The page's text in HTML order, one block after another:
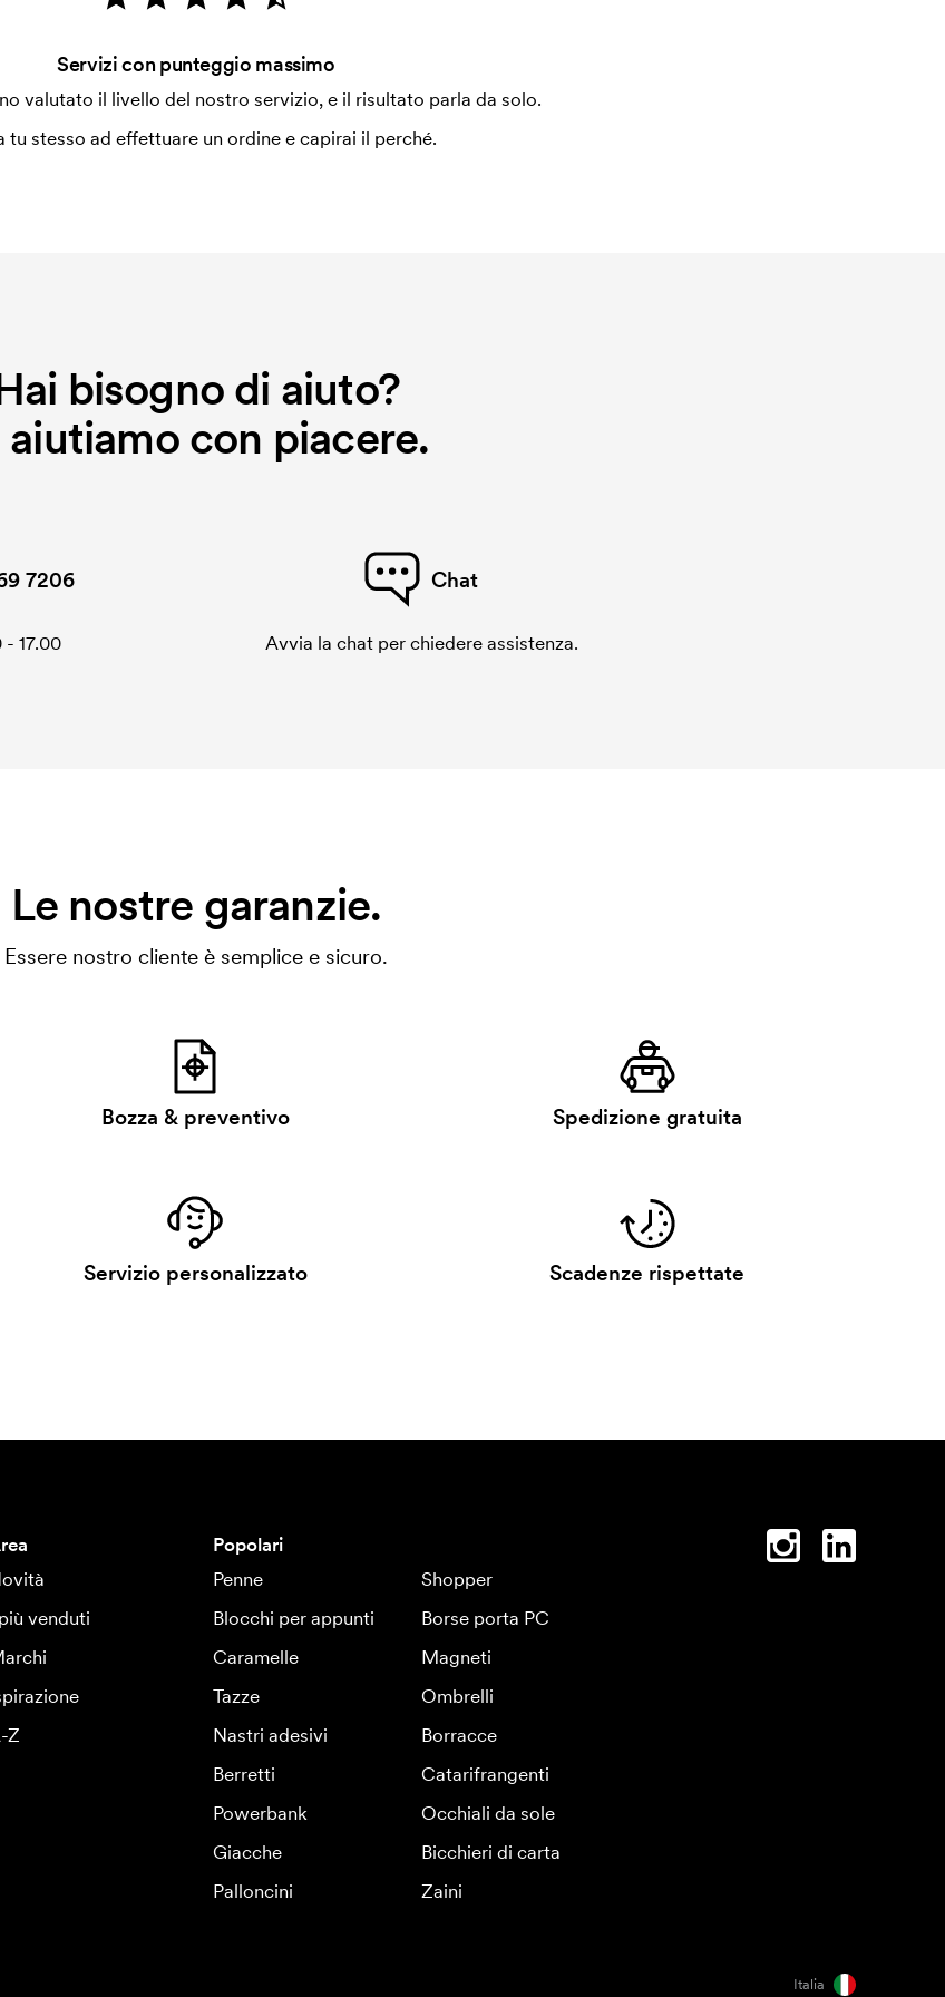
Servizi con punteggio massimo
valutato il livello del nostro servizio, e il risultato parla da solo.
tu stesso ad effettuare un ordine e capirai il perché.
bisogno di aiuto?
aiutiamo con piacere.
7206
17.00
Chat
Avvia la chat per chiedere assistenza.
Le nostre garanzie.
Essere nostro cliente è semplice e sicuro.
Bozza & preventivo Spedizione gratuita
Servizio personalizzato Scadenze rispettate
venduti
Z
Popolari
Penne
Shopper
Blocchi per appunti
Borse porta PC
Caramelle
Magneti
Tazze
Ombrelli
Nastri adesivi
Borracce
Berretti
Catarifrangenti
Powerbank
Occhiali da sole
Giacche
Bicchieri di carta
Palloncini
Zaini
Italia